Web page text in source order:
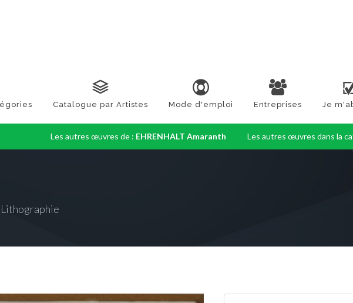
Catalogue par Artistes Mode d'emploi Entreprises Je
Les autres œuvres de : EHRENHALT Amaranth Les autres œuvres dans la